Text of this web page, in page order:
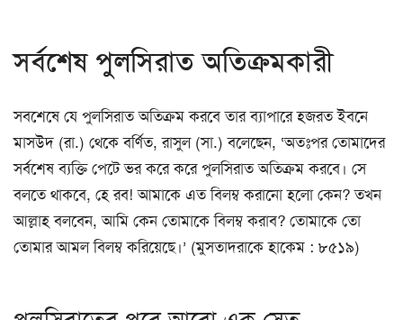
সর্বশেষ পুলসিরাত অতিক্রমকারী
সবশেষে যে পুলসিরাত অতিক্রম করবে তার ব্যাপারে হজরত ইবনে
মাসউদ (রা.) থেকে বর্ণিত, রাসুল (সা.) বলেছেন, ‘অতঃপর তোমাদের
সর্বশেষ ব্যক্তি পেটে ভর করে করে পুলসিরাত অতিক্রম করবে। সে
বলতে থাকবে, হে রব! আমাকে এত বিলম্ব করানো হলো কেন? তখন
আল্লাহ বলবেন, আমি কেন তোমাকে বিলম্ব করাব? তোমাকে তো
তোমার আমল বিলম্ব করিয়েছে।’ (মুসতাদরাকে হাকেম : ৮৫১৯)